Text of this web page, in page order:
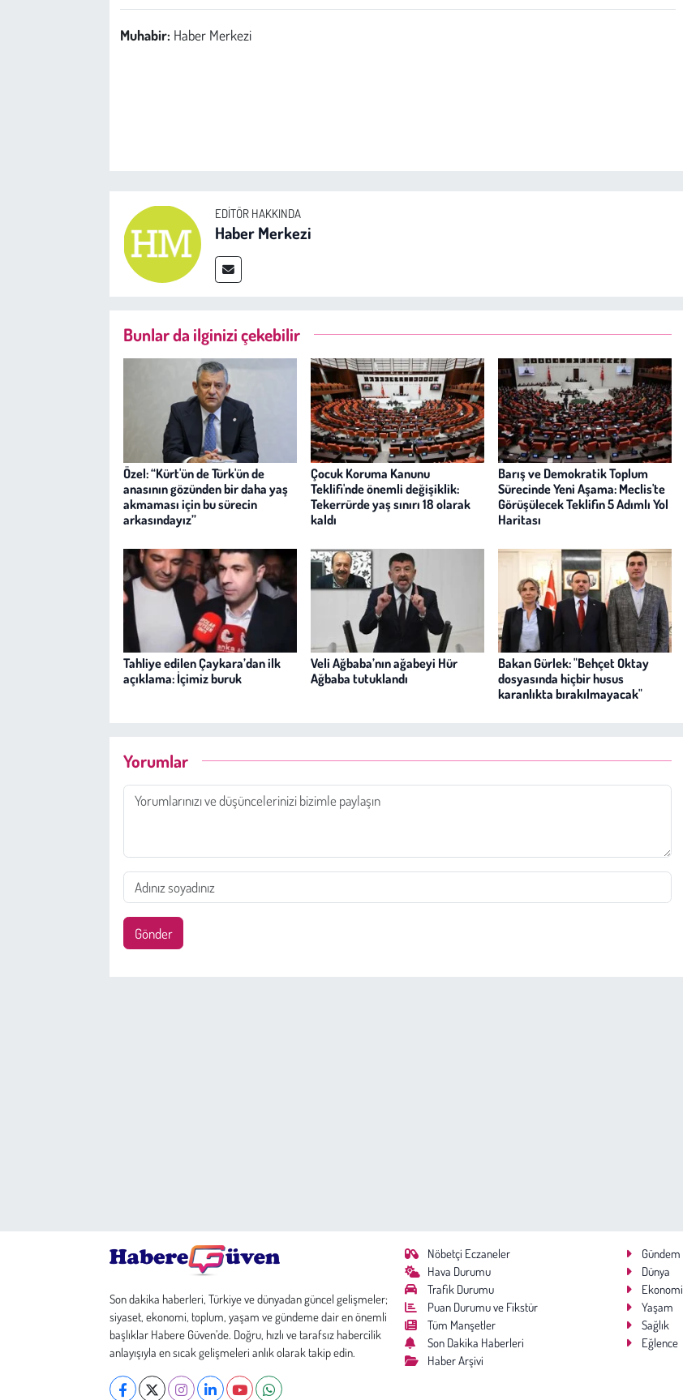
Muhabir: Haber Merkezi
EDITÖR HAKKINDA
Haber Merkezi
Bunlar da ilginizi çekebilir
Özel: “Kürt'ün de Türk'ün de
anasının gözünden bir daha yaş
akmaması için bu sürecin
arkasındayız”
Çocuk Koruma Kanunu
Teklifi'nde önemli değişiklik:
Tekerrürde yaş sınırı 18 olarak
kaldı
Barış ve Demokratik Toplum
Sürecinde Yeni Aşama: Meclis'te
Görüşülecek Teklifin 5 Adımlı Yol
Haritası
Tahliye edilen Çaykara’dan ilk
açıklama: İçimiz buruk
Veli Ağbaba’nın ağabeyi Hür
Ağbaba tutuklandı
Bakan Gürlek: "Behçet Oktay
dosyasında hiçbir husus
karanlıkta bırakılmayacak"
Yorumlar
Gönder
Son dakika haberleri, Türkiye ve dünyadan güncel gelişmeler;
siyaset, ekonomi, toplum, yaşam ve gündeme dair en önemli
başlıklar Habere Güven’de. Doğru, hızlı ve tarafsız habercilik
anlayışıyla en sıcak gelişmeleri anlık olarak takip edin.
Nöbetçi Eczaneler
Hava Durumu
Trafik Durumu
Puan Durumu ve Fikstür
Tüm Manşetler
Son Dakika Haberleri
Haber Arşivi
Gündem
Dünya
Ekonomi
Yaşam
Sağlık
Eğlence